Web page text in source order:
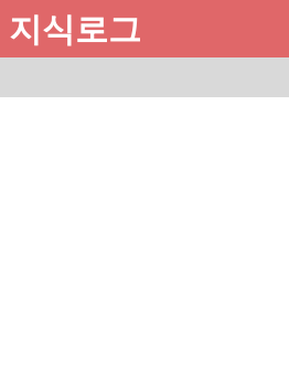
지식로그